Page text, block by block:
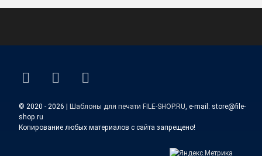
ВКонтакте
YouTube
E-mail
© 2020 - 2026 | Шаблоны для печати FILE-SHOP.RU , e-mail: store@file-
shop.ru
Копирование любых материалов с сайта запрещено!